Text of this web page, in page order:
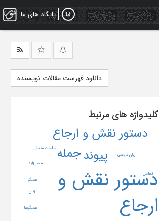
پایگاه های ما
دانلود فهرست مقالات نویسنده
کلیدواژه های مرتبط
دستور نقش و
ارجاع
پیوندجمله
دستور نقش و ارجاع
زبان فارسی
عملگر
عملگرها
عنصر زاید
تعامل
زبان
ساخت منطقی